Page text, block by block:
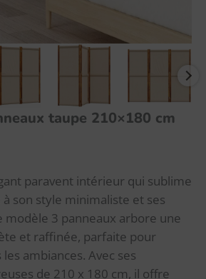
taupe 210×180 cm
paravent intérieur qui sublime
à son style minimaliste et ses
modèle 3 panneaux arbore une
et raffinée, parfaite pour
ambiances. Avec ses
de 210 x 180 cm, il offre